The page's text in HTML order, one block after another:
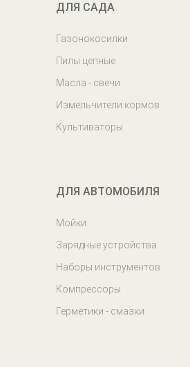
ДЛЯ САДА
Газонокосилки
Пилы цепные
Масла - свечи
Измельчители кормов
Культиваторы
ДЛЯ АВТОМОБИЛЯ
Мойки
Зарядные устройства
Наборы инструментов
Компрессоры
Герметики - смазки